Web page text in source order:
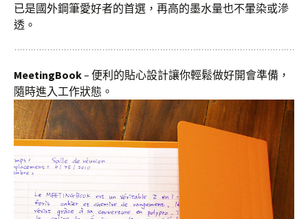
已是國外鋼筆愛好者的首選，再高的墨水量也不暈染或滲
透。
MeetingBook– 便利的貼心設計讓你輕鬆做好開會準備，
隨時進入工作狀態。